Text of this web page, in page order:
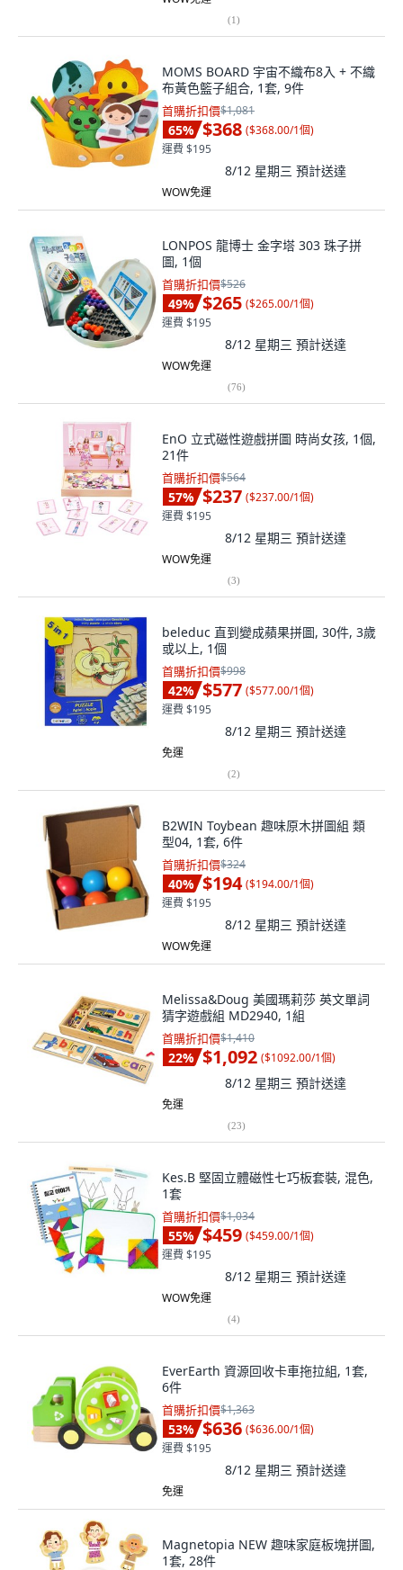
(1)
MOMS BOARD 宇宙不織布8入 + 不織
布黃色籃子組合, 1套, 9件
首購折扣價$1,081
65% $368 ($368.00/1個)
運費 $195
8/12 星期三 預計送達
WOW免運
LONPOS 龍博士 金字塔 303 珠子拼
圖, 1個
首購折扣價$526
49% $265 ($265.00/1個)
運費 $195
8/12 星期三 預計送達
WOW免運
(76)
EnO 立式磁性遊戲拼圖 時尚女孩, 1個,
21件
首購折扣價$564
57% $237 ($237.00/1個)
運費 $195
8/12 星期三 預計送達
WOW免運
(3)
beleduc 直到變成蘋果拼圖, 30件, 3歲
或以上, 1個
首購折扣價$998
42% $577 ($577.00/1個)
運費 $195
8/12 星期三 預計送達
免運
(2)
B2WIN Toybean 趣味原木拼圖組 類
型04, 1套, 6件
首購折扣價$324
40% $194 ($194.00/1個)
運費 $195
8/12 星期三 預計送達
WOW免運
Melissa&Doug 美國瑪莉莎 英文單詞
猜字遊戲組 MD2940, 1組
首購折扣價$1,410
22% $1,092 ($1092.00/1個)
8/12 星期三 預計送達
免運
(23)
Kes.B 堅固立體磁性七巧板套裝, 混色,
1套
首購折扣價$1,034
55% $459 ($459.00/1個)
運費 $195
8/12 星期三 預計送達
WOW免運
(4)
EverEarth 資源回收卡車拖拉組, 1套,
6件
首購折扣價$1,363
53% $636 ($636.00/1個)
運費 $195
8/12 星期三 預計送達
免運
Magnetopia NEW 趣味家庭板塊拼圖,
1套, 28件